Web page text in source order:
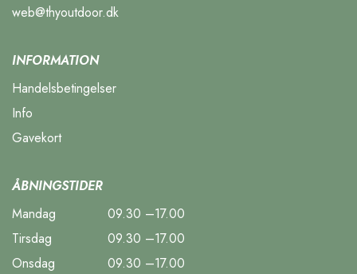
web@thyoutdoor.dk
INFORMATION
Handelsbetingelser
Info
Gavekort
ÅBNINGSTIDER
Mandag
09.30 –17.00
Tirsdag
09.30 –17.00
Onsdag
09.30 –17.00